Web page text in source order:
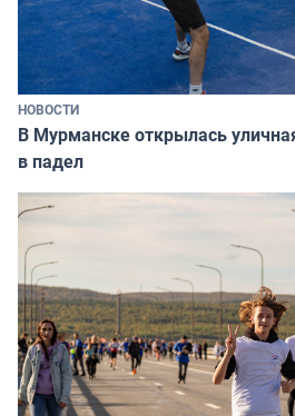
НОВОСТИ
В Мурманске открылась
в падел